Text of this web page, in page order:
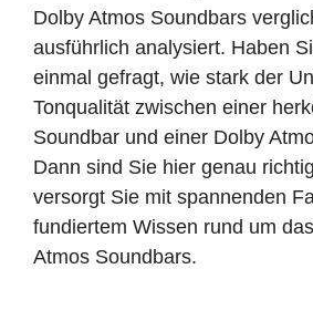
Dolby Atmos Soundbars
ausführlich analysiert. Haben
einmal gefragt, wie stark der
Tonqualität zwischen einer
Soundbar und einer Dolby
Dann sind Sie hier genau
versorgt Sie mit spannenden
fundiertem Wissen rund um
Atmos Soundbars.